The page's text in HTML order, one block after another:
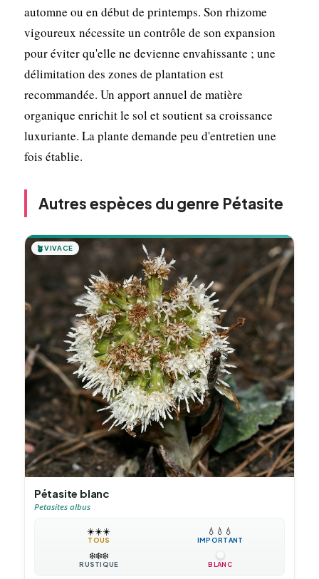
automne ou en début de printemps. Son rhizome
vigoureux nécessite un contrôle de son expansion
pour éviter qu'elle ne devienne envahissante ; une
délimitation des zones de plantation est
recommandée. Un apport annuel de matière
organique enrichit le sol et soutient sa croissance
luxuriante. La plante demande peu d'entretien une
fois établie.
Autres espèces du genre Pétasite
🪴VIVACE
Pétasite blanc
Petasites albus
☀️☀️☀️
TOUS
💧 💧 💧
IMPORTANT
❄️❄️❄️
RUSTIQUE BLANC